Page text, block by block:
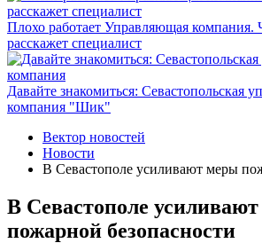
Плохо работает Управляющая компания.
расскажет специалист
Давайте знакомиться: Севастопольская
компания "Шик"
Вектор новостей
Новости
В Севастополе усиливают меры
В Севастополе
пожарной безопасности